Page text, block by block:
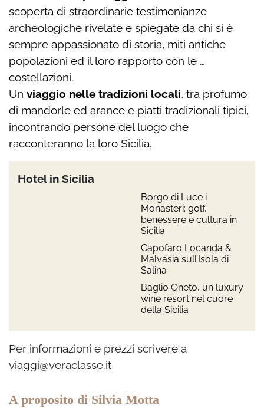
scoperta di straordinarie testimonianze
archeologiche rivelate e spiegate da chi si è
sempre appassionato di storia, miti antiche
popolazioni ed il loro rapporto con le …
costellazioni.
Un viaggio nelle tradizioni locali, tra profumo
di mandorle ed arance e piatti tradizionali tipici,
incontrando persone del luogo che
racconteranno la loro Sicilia.
Hotel in Sicilia
Borgo di Luce i
Monasteri: golf,
benessere e cultura in
Sicilia
Capofaro Locanda &
Malvasia sull’Isola di
Salina
Baglio Oneto, un luxury
wine resort nel cuore
della Sicilia
Per informazioni e prezzi scrivere a
viaggi@veraclasse.it
A proposito di Silvia Motta